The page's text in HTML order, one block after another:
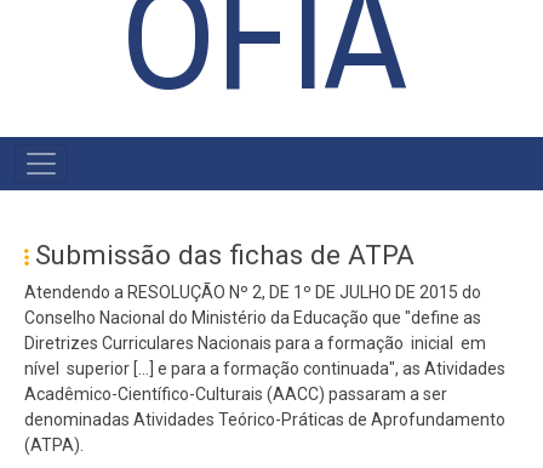
MAIN
Submissão das fichas de ATPA
Atendendo a RESOLUÇÃO Nº 2, DE 1º DE JULHO DE 2015 do
Conselho Nacional do Ministério da Educação que "define as
Diretrizes Curriculares Nacionais para a formação inicial em
nível superior [...] e para a formação continuada", as Atividades
Acadêmico-Científico-Culturais (AACC) passaram a ser
denominadas Atividades Teórico-Práticas de Aprofundamento
(ATPA).